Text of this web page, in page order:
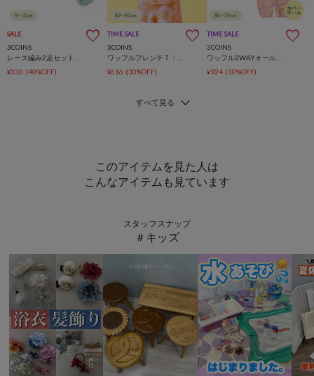
SALE
3COINS
¥330 (40%OFF)
TIME SALE
3COINS
¥616 (30%OFF)
TIME SALE
3COINS
¥924 (30%OFF)
このアイテムを見た人は
こんなアイテムも見ています
スタッフスナップ
＃キッズ